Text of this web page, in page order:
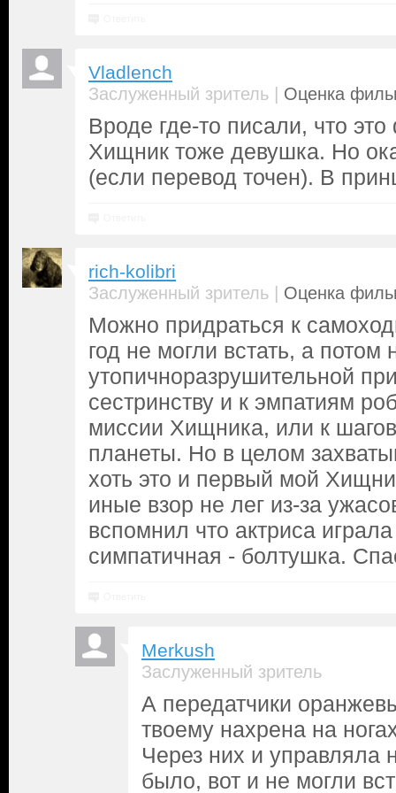
Vladlench
Заслуженный зритель | Оценка
Вроде где-то писали, что
Хищник тоже девушка. Но
(если перевод точен). В
rich-kolibri
Заслуженный зритель | Оценка
Можно придраться к
год не могли встать, а потом
утопичноразрушительной
сестринству и к эмпатиям
миссии Хищника, или к
планеты. Но в целом
хоть это и первый мой
иные взор не лег из-за
вспомнил что актриса
симпатичная - болтушка.
Merkush
Заслуженный зритель
А передатчики
твоему нахрена на
Через них и управляла
было, вот и не могли